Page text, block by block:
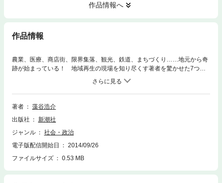
作品情報へ
作品情報
農業、医療、商店街、限界集落、観光、鉄道、まちづくり……地元から奇
跡が始まっている！ 地域再生の現場を知り尽くす著者を驚かせた7つの
意外な“現場の智恵”とは？ 「ゆるキャラ」「Ｂ級グルメ」路線とは正反
対の発想法で、地元の誇りを大切にしながら、より永続的にコミュニティ
ーの活力を生み出す「地元の経営学」。
著者
藻谷浩介
出版社
新潮社
ジャンル
社会・政治
電子版配信開始日
2014/09/26
ファイルサイズ
0.53 MB